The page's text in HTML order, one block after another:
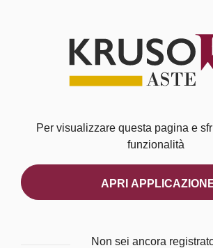
Per visualizzare questa pagina e
funzionalità
APRI
Non sei ancora